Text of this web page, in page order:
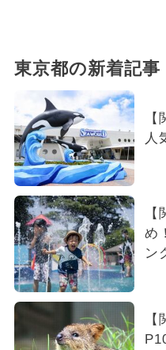
東京都の新着記事
人
め
ン